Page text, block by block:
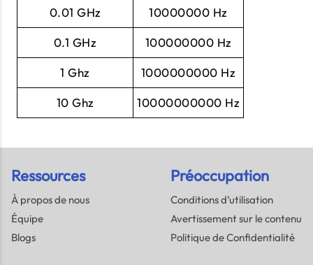
0.01 GHz 10000000 Hz
0.1 GHz 100000000 Hz
1 Ghz 1000000000 Hz
10 Ghz 10000000000 Hz
Ressources
À propos de nous
Équipe
Blogs
Préoccupation
Conditions d’utilisation
Avertissement sur le contenu
Politique de Confidentialité